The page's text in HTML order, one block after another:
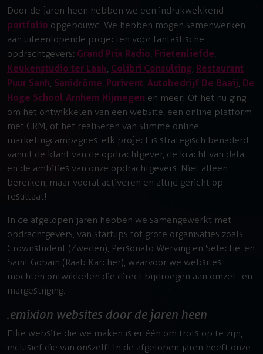
Door de jaren heen hebben we een indrukwekkend
portfolio opgebouwd. We hebben mogen samenwerken
aan uiteenlopende projecten voor fantastische
opdrachtgevers: Grand Prix Radio, Frietenliefde,
Keukenstudio ter Laak, Colibri Consulting, Restaurant
Puur Sanh, Sanidrõme, Purivent, Autobedrijf De Baaij, De
Hoge School Arnhem Nijmegen en meer! Of het nu ging
om het ontwikkelen van een website, een online platform
met CRM, of het realiseren van slimme online
marketingcampagnes: elk project is strategisch benaderd
vanuit de klant van de opdrachtgever, de kracht van data
en de ambities van onze opdrachtgevers. Niet alleen
bereiken, maar vooral activeren en altijd gericht op
resultaat!
In de afgelopen jaren hebben we samengewerkt met
opdrachtgevers, van startups tot grote organisaties zoals
Crownstudent (Zweden), Personato Werving en Selectie, en
Saint Gobain (Raab Karcher), waarvoor we websites
mochten ontwikkelen die direct bijdroegen aan omzet- en
margestijging.
emixion websites door de jaren heen
Elke website die we maken is er één om trots op te zijn,
inclusief die van onszelf! In de afgelopen jaren heeft onze